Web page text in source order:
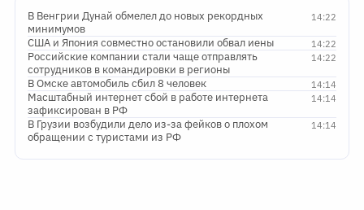
14:22
В Венгрии Дунай обмелел до новых рекордных
минимумов
14:22
США и Япония совместно остановили обвал иены
14:22
Российские компании стали чаще отправлять
сотрудников в командировки в регионы
14:14
В Омске автомобиль сбил 8 человек
14:14
Масштабный интернет сбой в работе интернета
зафиксирован в РФ
14:14
В Грузии возбудили дело из-за фейков о плохом
обращении с туристами из РФ